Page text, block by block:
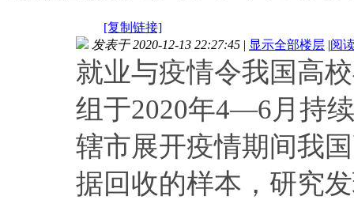
[复制链接]
发表于 2020-12-13 22:27:45 | 显示全部楼层 |阅
就业与疫情令我国高
组于2020年4—6月持
辖市展开疫情期间我
据回收的样本，研究